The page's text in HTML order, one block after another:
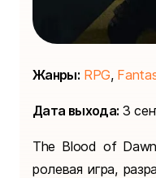
Жанры: RPG,
Дата выхода: 3
The Blood of
ролевая игра,